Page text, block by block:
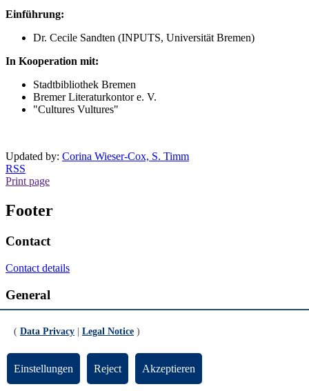
Einführung:
Dr. Cecile Sandten (INPUTS, Universität Bremen)
In Kooperation mit:
Stadtbibliothek Bremen
Bremer Literaturkontor e. V.
"Cultures Vultures"
Updated by: Corina Wieser-Cox, S. Timm
RSS
Print page
Footer
Contact
Contact details
General
Data Privacy
Social Media
( Data Privacy Legal Notice )
Einstellungen Reject Akzeptieren